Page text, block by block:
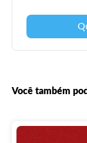
Você também